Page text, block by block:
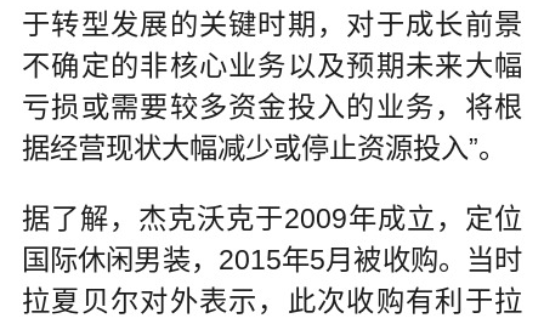
于转型发展的关键时期，对于成长前景
不确定的非核心业务以及预期未来大幅
亏损或需要较多资金投入的业务，将根
据经营现状大幅减少或停止资源投入”。
据了解，杰克沃克于2009年成立，定位
国际休闲男装，2015年5月被收购。当时
拉夏贝尔对外表示，此次收购有利于拉